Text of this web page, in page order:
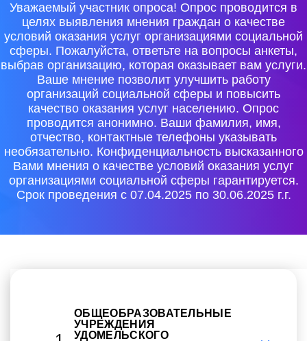
Уважаемый участник опроса! Опрос проводится в
целях выявления мнения граждан о качестве
условий оказания услуг организациями социальной
сферы. Пожалуйста, ответьте на вопросы анкеты,
выбрав организацию, которая оказывает вам услуги.
Ваше мнение позволит улучшить работу
организаций социальной сферы и повысить
качество оказания услуг населению. Опрос
проводится анонимно. Ваши фамилия, имя,
отчество, контактные телефоны указывать
необязательно. Конфиденциальность высказанного
Вами мнения о качестве условий оказания услуг
организациями социальной сферы гарантируется.
Срок проведения с 07.04.2025 по 30.06.2025 г.г.
ОБЩЕОБРАЗОВАТЕЛЬНЫЕ
УЧРЕЖДЕНИЯ
УДОМЕЛЬСКОГО